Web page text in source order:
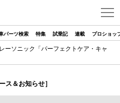
パーツ検索 特集 試乗記 連載 プロショッ
ーソニック「パーフェクトケア・キャ
ス＆お知らせ］